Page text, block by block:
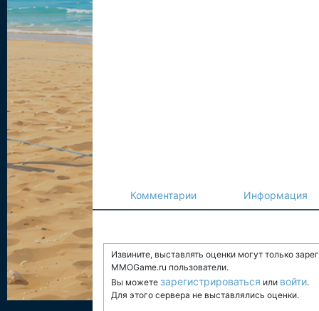
Комментарии Информация
Извините, выставлять оценки могут только
MMOGame.ru пользователи.
Вы можете зарегистрироваться или войти.
Для этого сервера не выставлялись оценки.